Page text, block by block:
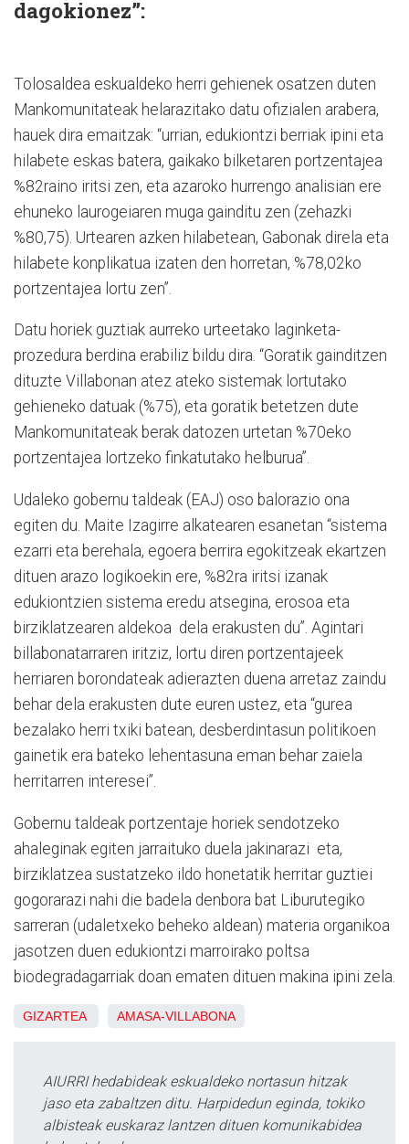
dagokionez”:
Tolosaldea eskualdeko herri gehienek osatzen duten
Mankomunitateak helarazitako datu ofizialen arabera,
hauek dira emaitzak: “urrian, edukiontzi berriak ipini eta
hilabete eskas batera, gaikako bilketaren portzentajea
%82raino iritsi zen, eta azaroko hurrengo analisian ere
ehuneko laurogeiaren muga gainditu zen (zehazki
%80,75). Urtearen azken hilabetean, Gabonak direla eta
hilabete konplikatua izaten den horretan, %78,02ko
portzentajea lortu zen”.
Datu horiek guztiak aurreko urteetako laginketa-
prozedura berdina erabiliz bildu dira. “Goratik gainditzen
dituzte Villabonan atez ateko sistemak lortutako
gehieneko datuak (%75), eta goratik betetzen dute
Mankomunitateak berak datozen urtetan %70eko
portzentajea lortzeko finkatutako helburua”.
Udaleko gobernu taldeak (EAJ) oso balorazio ona
egiten du. Maite Izagirre alkatearen esanetan “sistema
ezarri eta berehala, egoera berrira egokitzeak ekartzen
dituen arazo logikoekin ere, %82ra iritsi izanak
edukiontzien sistema eredu atsegina, erosoa eta
birziklatzearen aldekoa dela erakusten du”. Agintari
billabonatarraren iritziz, lortu diren portzentajeek
herriaren borondateak adierazten duena arretaz zaindu
behar dela erakusten dute euren ustez, eta “gurea
bezalako herri txiki batean, desberdintasun politikoen
gainetik era bateko lehentasuna eman behar zaiela
herritarren interesei”.
Gobernu taldeak portzentaje horiek sendotzeko
ahaleginak egiten jarraituko duela jakinarazi eta,
birziklatzea sustatzeko ildo honetatik herritar guztiei
gogorarazi nahi die badela denbora bat Liburutegiko
sarreran (udaletxeko beheko aldean) materia organikoa
jasotzen duen edukiontzi marroirako poltsa
biodegradagarriak doan ematen dituen makina ipini zela.
GIZARTEA AMASA-VILLABONA
AIURRI hedabideak eskualdeko nortasun hitzak
jaso eta zabaltzen ditu. Harpidedun eginda, tokiko
albisteak euskaraz lantzen dituen komunikabidea